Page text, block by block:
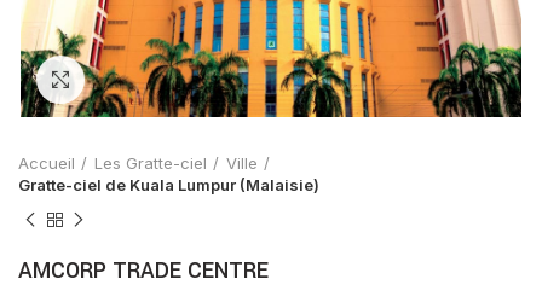
Zoom
Accueil Les Gratte-ciel
Ville
Gratte-ciel de Kuala Lumpur (Malaisie)
AMCORP TRADE CENTRE